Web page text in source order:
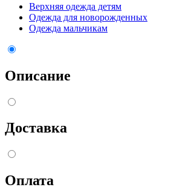
Верхняя одежда детям
Одежда для новорожденных
Одежда мальчикам
Описание
Доставка
Оплата